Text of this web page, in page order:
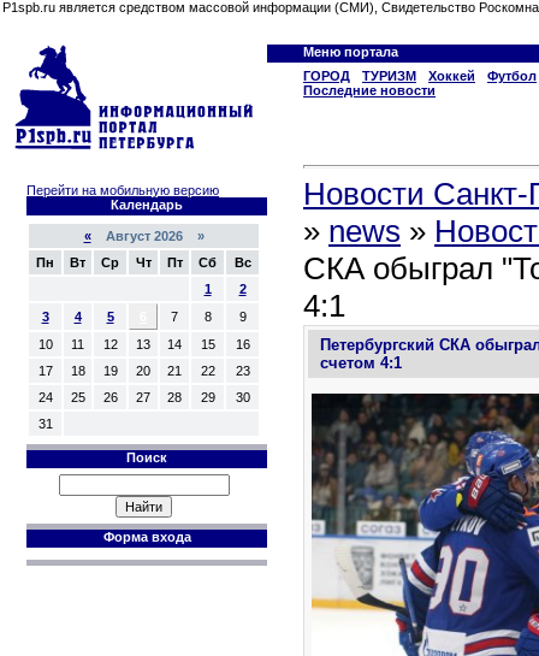
P1spb.ru является средством массовой информации (СМИ), Свидетельство
Меню портала
ГОРОД
ТУРИЗМ Хоккей
Футбол
Последние новости
Перейти на мобильную версию
Календарь
«Август 2026 »
Пн
Вт Ср Чт Пт Сб
Вс
1
2
3
4 5 7 8
9
10
11 12 13 14 15
16
17
18 19 20 21 22
23
24
25 26 27 28 29
30
31
Поиск
Форма входа
Новости Санкт-
» news »
СКА обыграл
4:1
Петербургский СКА
счетом 4:1